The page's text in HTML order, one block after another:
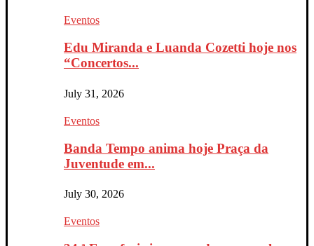
Eventos
Edu Miranda e Luanda Cozetti hoje nos
“Concertos...
July 31, 2026
Eventos
Banda Tempo anima hoje Praça da
Juventude em...
July 30, 2026
Eventos